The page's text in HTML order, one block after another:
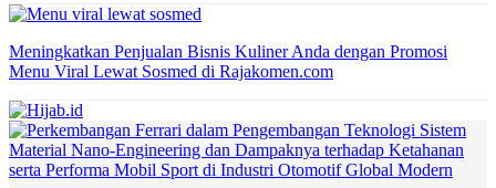
Meningkatkan Penjualan Bisnis Kuliner Anda dengan Promosi
Menu Viral Lewat Sosmed di Rajakomen.com